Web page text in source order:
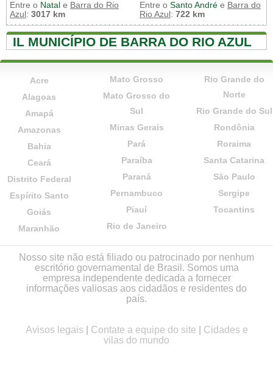
Entre o Natal e Barra do Rio
Azul : 3017 km
Entre o Santo André e Barra do
Rio Azul : 722 km
IL MUNICÍPIO DE BARRA DO RIO AZUL
Acre
Alagoas
Amapá
Amazonas
Bahia
Ceará
Distrito Federal
Espírito Santo
Goiás
Maranhão
Mato Grosso
Mato Grosso do
Sul
Minas Gerais
Pará
Paraíba
Paraná
Pernambuco
Piauí
Rio de Janeiro
Rio Grande do
Norte
Rio Grande do Sul
Rondônia
Roraima
Santa Catarina
São Paulo
Sergipe
Tocantins
Nosso site não está filiado ou patrocinado por nenhum
escritório governamental de Brasil. Somos uma
empresa independente dedicada a fornecer
informações valiosas aos cidadãos e residentes do
país.
Avisos legais Contate a equipe do site
Cidades e
vilas do mundo